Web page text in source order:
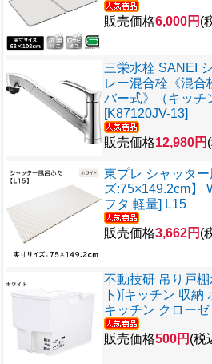
販売価格6,000円 (
三栄水栓 SANEI
レー混合栓《混合
バー式》（キッチ
[K87120JV-13]
販売価格12,980円
東プレ シャッタ
ズ:75×149.2cm】
フタ 軽量] L15
販売価格3,662円 (
不動技研 吊り戸
ト)[キッチン 収納
キッチン クロー
販売価格500円 (税